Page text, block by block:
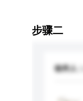
步骤二
收件人